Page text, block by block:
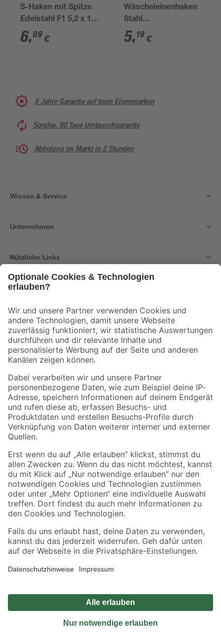
S-Haken mit Spitze
Edelstahl F1 5,2 x 140
mm 1 Stück
6,09 €
Wäscheleinenhaken
Stahl
kunststoffbeschichtet
5,2 x 80 mm 4 Stück
5,19 €
5 Jahre Garantie auf toom Eigenmarken
Sorglos, 90 Tage Umtauschgarantie
Abholung im Markt in 2 Stunden
Wissen & Service
Unternehmen
Nützliche Links
Der toom Newsletter: Keine Angebote und Aktionen mehr verpassen!
Zur Newsletter Anmeldung
Folge uns
Zahlungsarten Versandarten
Sicher einkaufen
Jetzt die toom-App herunterladen
Alle Preisangaben in EUR inkl. gesetzl. MwSt.. Die dargestellten Angebote sind unter
Umständen nicht in allen Märkten verfügbar. Die angegebenen Verfügbarkeiten beziehen
Produkte nur solange der Vorrat reicht.
*Paketversand ab 59 € versandkostenfrei, gilt nicht für Artikel mit Speditionsversand, hier
Privatsphäre Impressum
Nutzungsbedingungen
Widerrufsrecht
Vertrag widerrufen